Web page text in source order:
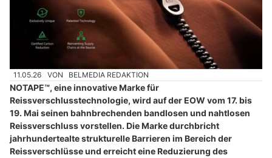
11.05.26 VON BELMEDIA REDAKTION
NOTAPE™, eine innovative Marke für
Reissverschlusstechnologie, wird auf der EOW vom 17. bis
19. Mai seinen bahnbrechenden bandlosen und nahtlosen
Reissverschluss vorstellen. Die Marke durchbricht
jahrhundertealte strukturelle Barrieren im Bereich der
Reissverschlüsse und erreicht eine Reduzierung des